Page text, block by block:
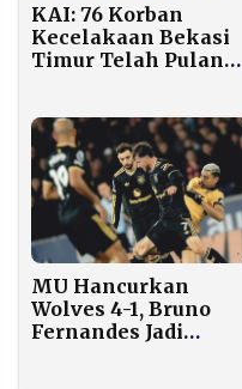
KAI: 76 Korban
Kecelakaan Bekasi
Timur Telah Pulang,
11 Mei
MU Hancurkan
Wolves 4-1, Bruno
Fernandes Jadi